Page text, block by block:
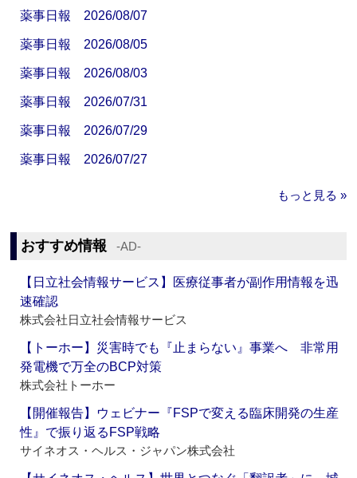
薬事日報 2026/08/07
薬事日報 2026/08/05
薬事日報 2026/08/03
薬事日報 2026/07/31
薬事日報 2026/07/29
薬事日報 2026/07/27
もっと見る »
おすすめ情報 ‐AD‐
【日立社会情報サービス】医療従事者が副作用情報を迅
速確認
株式会社日立社会情報サービス
【トーホー】災害時でも『止まらない』事業へ 非常用
発電機で万全のBCP対策
株式会社トーホー
【開催報告】ウェビナー『FSPで変える臨床開発の生産
性』で振り返るFSP戦略
サイネオス・ヘルス・ジャパン株式会社